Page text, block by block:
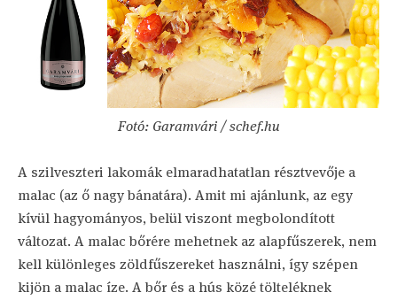
Fotó: Garamvári / schef.hu
A szilveszteri lakomák elmaradhatatlan résztvevője a
malac (az ő nagy bánatára). Amit mi ajánlunk, az egy
kívül hagyományos, belül viszont megbolondított
változat. A malac bőrére mehetnek az alapfűszerek, nem
kell különleges zöldfűszereket használni, így szépen
kijön a malac íze. A bőr és a hús közé tölteléknek